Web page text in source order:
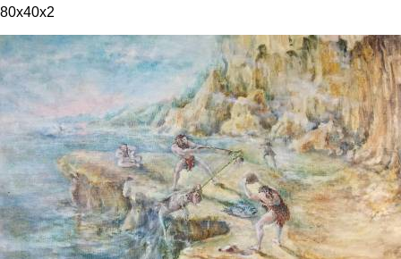
80x40x2